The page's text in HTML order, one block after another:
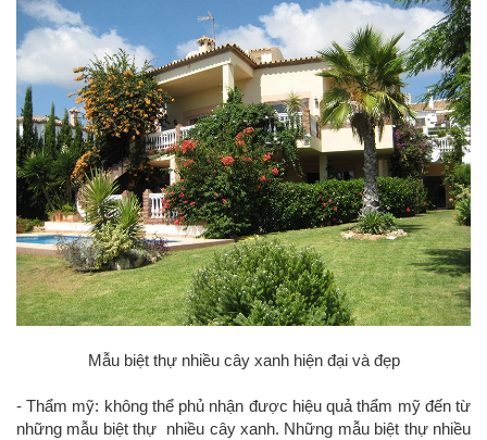
Mẫu biệt thự nhiều cây xanh hiện đại và đẹp
- Thẩm mỹ: không thể phủ nhận được hiệu quả thẩm mỹ đến từ
những mẫu biệt thự nhiều cây xanh. Những mẫu biệt thự nhiều